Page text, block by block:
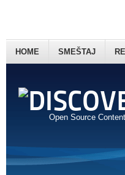
Open Source
HOME SMEŠTAJ